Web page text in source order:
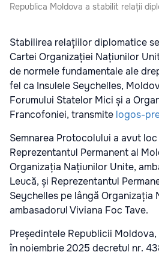
Republica Moldova a stabilit relații
Stabilirea relațiilor diplomatice
Cartei Organizației Națiunilor
de normele fundamentale ale
fel ca Insulele Seychelles,
Forumului Statelor Mici și a
Francofoniei, transmite logos-
Semnarea Protocolului a avut
Reprezentantul Permanent al
Organizația Națiunilor Unite,
Leucă, și Reprezentantul
Seychelles pe lângă Organizația
ambasadorul Viviana Foc Tave.
Președintele Republicii Moldova,
în noiembrie 2025 decretul nr.